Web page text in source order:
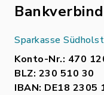
Sparkasse
Konto-Nr.: 470
BLZ: 230 510 30
IBAN: DE18 2305